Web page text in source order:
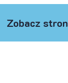
Zobacz